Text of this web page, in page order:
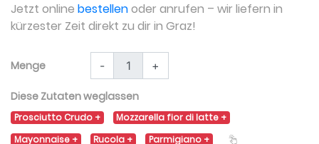
Jetzt online bestellenoder anrufen – wir liefern in
kürzester Zeit direkt zu dir in Graz!
Menge - +
Diese Zutaten weglassen
Prosciutto Crudo
Mozzarella fior di latte
Mayonnaise
Rucola Parmigiano